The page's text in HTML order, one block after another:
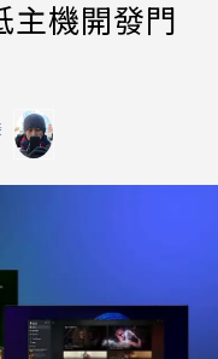
主機開發門